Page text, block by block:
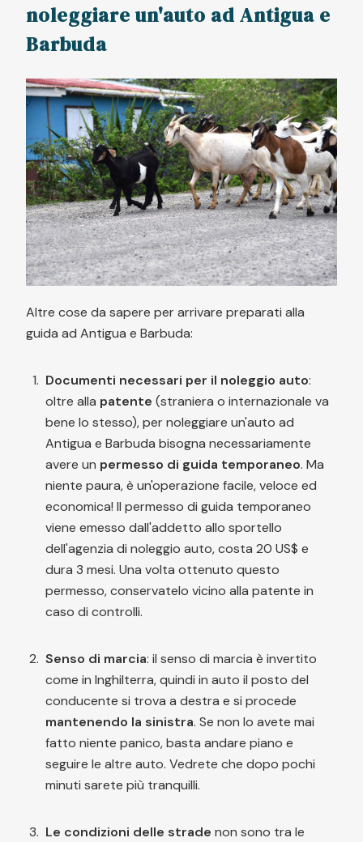
noleggiare un'auto ad Antigua e
Barbuda
Altre cose da sapere per arrivare preparati alla
guida ad Antigua e Barbuda:
Documenti necessari per il noleggio auto:
oltre alla patente (straniera o internazionale va
bene lo stesso), per noleggiare un'auto ad
Antigua e Barbuda bisogna necessariamente
avere un permesso di guida temporaneo. Ma
niente paura, è un'operazione facile, veloce ed
economica! Il permesso di guida temporaneo
viene emesso dall'addetto allo sportello
dell'agenzia di noleggio auto, costa 20 US$ e
dura 3 mesi. Una volta ottenuto questo
permesso, conservatelo vicino alla patente in
caso di controlli.
Senso di marcia: il senso di marcia è invertito
come in Inghilterra, quindi in auto il posto del
conducente si trova a destra e si procede
mantenendo la sinistra. Se non lo avete mai
fatto niente panico, basta andare piano e
seguire le altre auto. Vedrete che dopo pochi
minuti sarete più tranquilli.
Le condizioni delle strade non sono tra le